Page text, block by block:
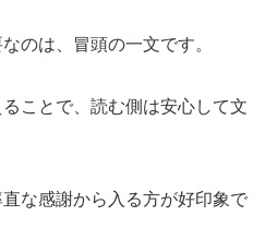
のは、冒頭の一文です。
ことで、読む側は安心して文
な感謝から入る方が好印象で